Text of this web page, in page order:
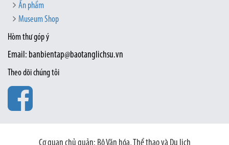
Ấn phẩm
Museum Shop
Hòm thư góp ý
Email: banbientap@baotanglichsu.vn
Theo dõi chúng tôi